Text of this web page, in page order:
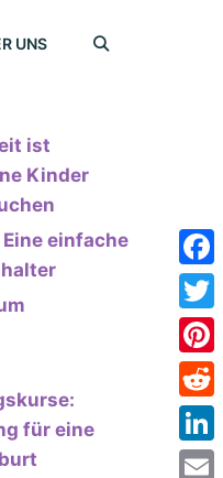
UNS
ist
Kinder
einfache
für eine